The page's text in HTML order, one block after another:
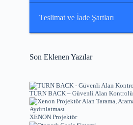
Teslimat ve İade Şartları
Son Eklenen Yazılar
TURN BACK – Güvenli Alan Kontrolü
XENON Projektör